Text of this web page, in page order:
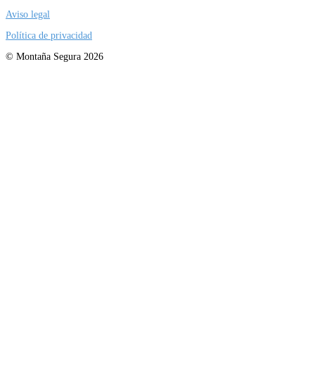
Aviso legal
Política de privacidad
© Montaña Segura 2026